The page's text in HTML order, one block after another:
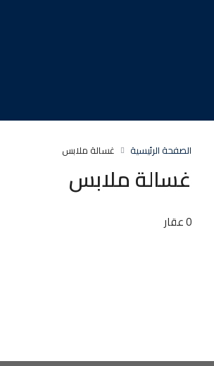
الصفحة الرئيسية غسالة ملابس
غسالة ملابس
0 عقار